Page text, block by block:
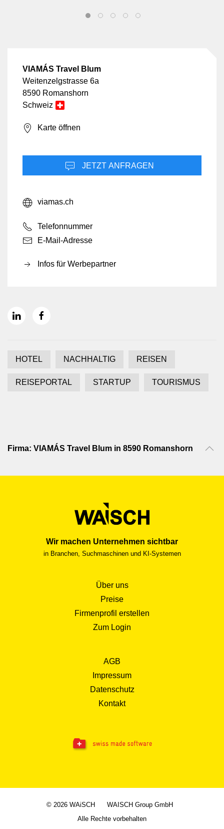
VIAMÁS Travel Blum
Weitenzelgstrasse 6a
8590 Romanshorn
Schweiz
Karte öffnen
JETZT ANFRAGEN
viamas.ch
Telefonnummer
E-Mail-Adresse
Infos für Werbepartner
HOTEL NACHHALTIG REISEN
REISEPORTAL STARTUP TOURISMUS
Firma: VIAMÁS Travel Blum in 8590 Romanshorn
Wir machen Unternehmen sichtbar
in Branchen, Suchmaschinen und KI-Systemen
Über uns
Preise
Firmenprofil erstellen
Zum Login
AGB
Impressum
Datenschutz
Kontakt
© 2026 WAiSCH
WAISCH Group GmbH
Alle Rechte vorbehalten